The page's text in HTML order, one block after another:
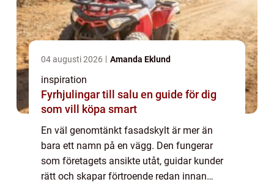
04 augusti 2026 Amanda Eklund
inspiration
Fyrhjulingar till salu en guide för dig
som vill köpa smart
En väl genomtänkt fasadskylt är mer än
bara ett namn på en vägg. Den fungerar
som företagets ansikte utåt, guidar kunder
rätt och skapar förtroende redan innan